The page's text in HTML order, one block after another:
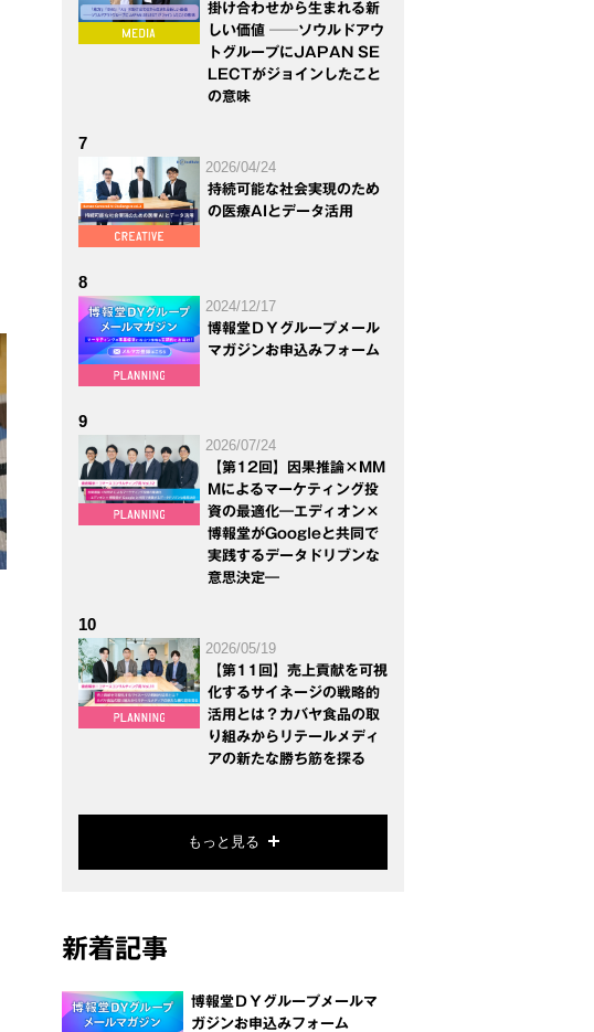
掛け合わせから生まれる新
しい価値 ──ソウルドアウ
トグループにJAPAN SE
LECTがジョインしたこと
の意味
7
2026/04/24
持続可能な社会実現のため
の医療AIとデータ活用
8
2024/12/17
博報堂ＤＹグループメール
マガジンお申込みフォーム
9
2026/07/24
【第12回】因果推論×MM
Mによるマーケティング投
資の最適化―エディオン×
博報堂がGoogleと共同で
実践するデータドリブンな
意思決定―
10
2026/05/19
【第11回】売上貢献を可視
化するサイネージの戦略的
活用とは？カバヤ食品の取
り組みからリテールメディ
アの新たな勝ち筋を探る
もっと見る
新着記事
博報堂ＤＹグループメールマ
ガジンお申込みフォーム